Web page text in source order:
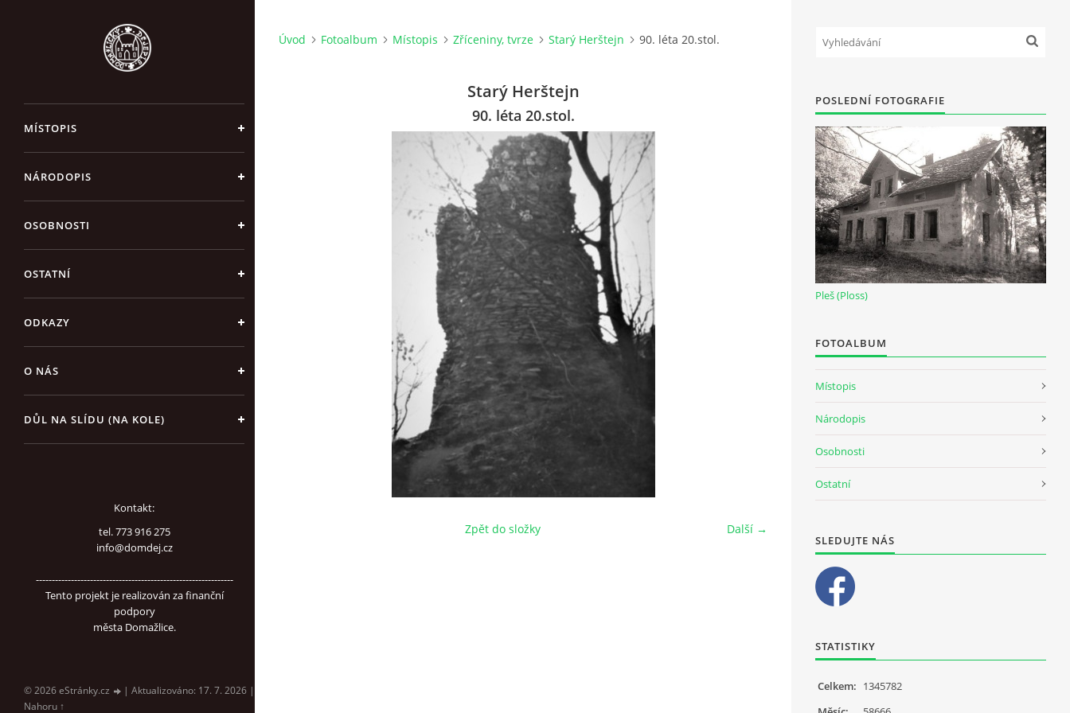
MÍSTOPIS
NÁRODOPIS
OSOBNOSTI
OSTATNÍ
ODKAZY
O NÁS
DŮL NA SLÍDU (NA KOLE)
Kontakt:
tel. 773 916 275
info@domdej.cz
--------------------------------------------------------------
Tento projekt je realizován za finanční
podpory
města Domažlice.
© 2026 eStránky.cz | Aktualizováno: 17. 7. 2026 |
Nahoru ↑
Úvod Fotoalbum Místopis Zříceniny, tvrze Starý Herštejn 90. léta 20.stol.
Starý Herštejn
90. léta 20.stol.
Další →
Zpět do složky
POSLEDNÍ FOTOGRAFIE
Pleš (Ploss)
FOTOALBUM
Místopis
Národopis
Osobnosti
Ostatní
SLEDUJTE NÁS
STATISTIKY
Celkem: 1345782